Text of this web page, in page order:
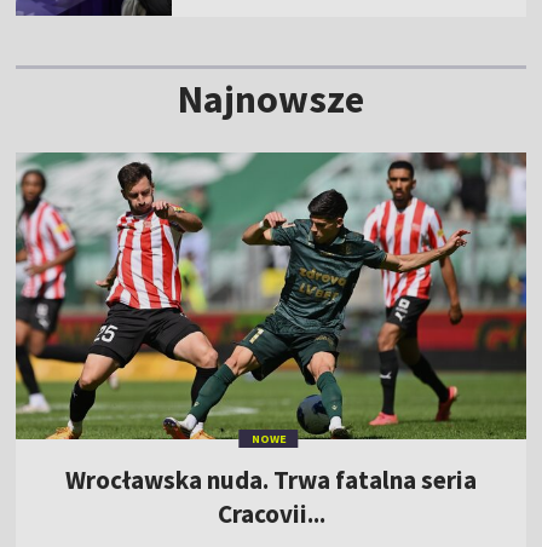
Najnowsze
NOWE
Wrocławska nuda. Trwa fatalna seria
Cracovii...